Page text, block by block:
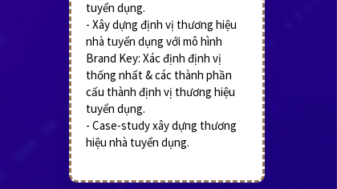
tuyển dụng.
- Xây dựng định vị thương hiệu
nhà tuyển dụng với mô hình
Brand Key: Xác định định vị
thống nhất & các thành phần
cấu thành định vị thương hiệu
tuyển dụng.
- Case-study xây dựng thương
hiệu nhà tuyển dụng.